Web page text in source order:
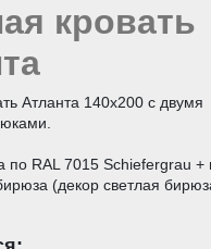
кровать
Атланта 140х200 с двумя
по RAL 7015 Schiefergrau +
(декор светлая